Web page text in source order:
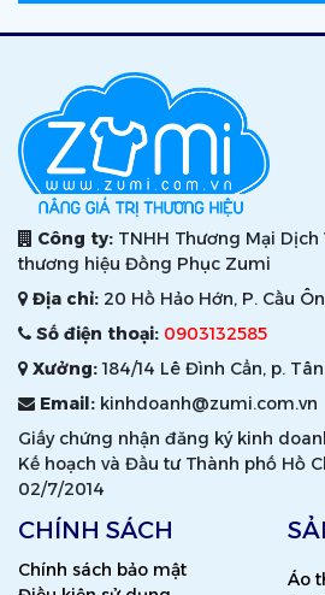
Công ty: TNHH Thương Mại
thương hiệu Đồng Phục Zumi
Địa chỉ: 20 Hồ Hảo Hớn, P. Cầu
Số điện thoại: 0903132585
Xưởng:184/14 Lê Đình Cẩn, p.
Email: kinhdoanh@zumi.com.vn
Giấy chứng nhận đăng ký kinh
Kế hoạch và Đầu tư Thành phố Hồ
02/7/2014
CHÍNH SÁCH
Chính sách bảo mật
Áo